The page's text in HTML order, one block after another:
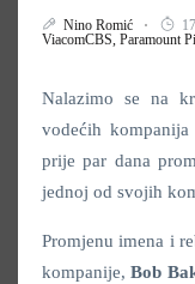
Nino Romić
ViacomCBS, Paramount
Nalazimo se na
vodećih
prije par dana
jednoj od svojih
Promjenu imena i
kompanije,Bob